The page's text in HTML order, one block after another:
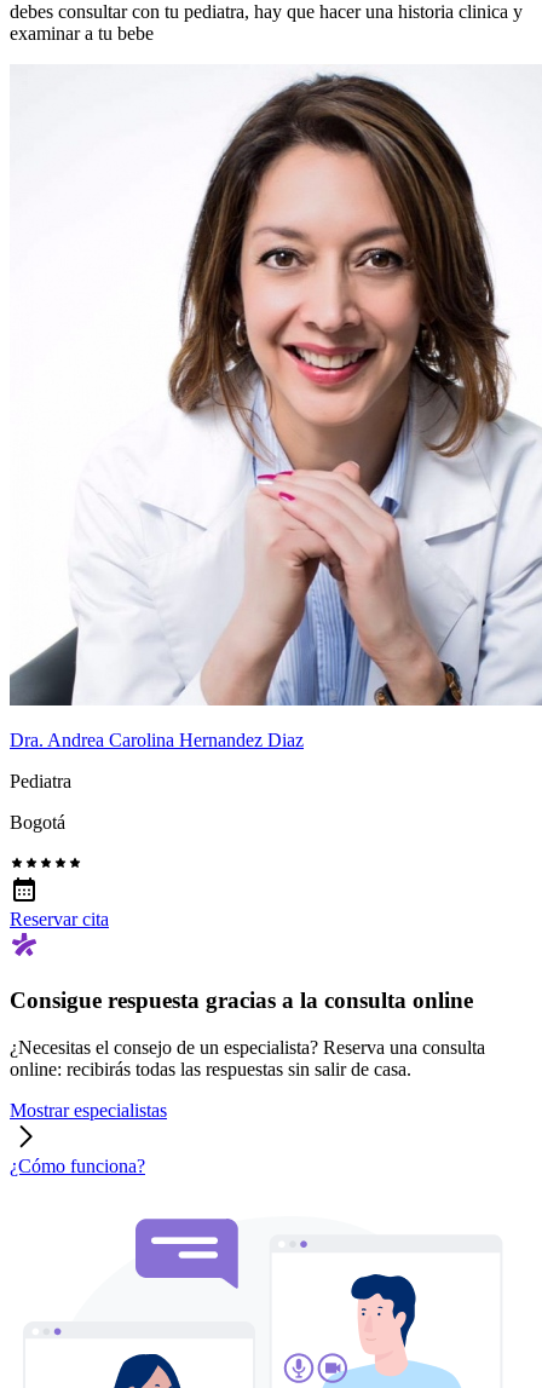
debes consultar con tu pediatra, hay que hacer una historia clinica y
examinar a tu bebe
Dra. Andrea Carolina Hernandez Diaz
Pediatra
Bogotá
Reservar cita
Consigue respuesta gracias a la consulta online
¿Necesitas el consejo de un especialista? Reserva una consulta
online: recibirás todas las respuestas sin salir de casa.
Mostrar especialistas
¿Cómo funciona?